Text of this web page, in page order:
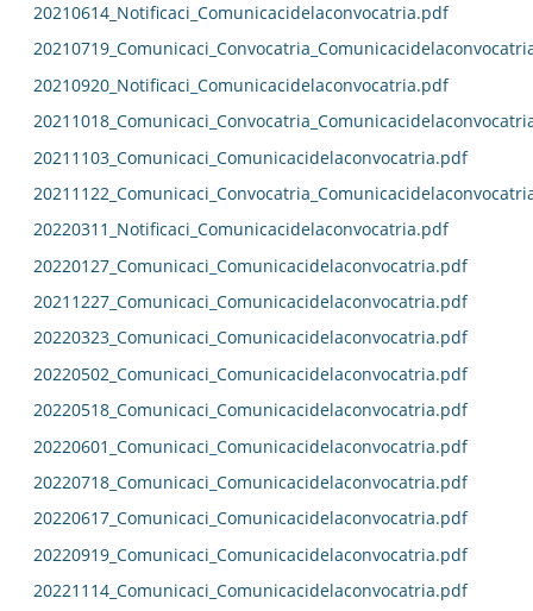
20210614_Notificaci_Comunicacidelaconvocatria.pdf
20210920_Notificaci_Comunicacidelaconvocatria.pdf
20211103_Comunicaci_Comunicacidelaconvocatria.pdf
20220311_Notificaci_Comunicacidelaconvocatria.pdf
20220127_Comunicaci_Comunicacidelaconvocatria.pdf
20211227_Comunicaci_Comunicacidelaconvocatria.pdf
20220323_Comunicaci_Comunicacidelaconvocatria.pdf
20220502_Comunicaci_Comunicacidelaconvocatria.pdf
20220518_Comunicaci_Comunicacidelaconvocatria.pdf
20220601_Comunicaci_Comunicacidelaconvocatria.pdf
20220718_Comunicaci_Comunicacidelaconvocatria.pdf
20220617_Comunicaci_Comunicacidelaconvocatria.pdf
20220919_Comunicaci_Comunicacidelaconvocatria.pdf
20221114_Comunicaci_Comunicacidelaconvocatria.pdf